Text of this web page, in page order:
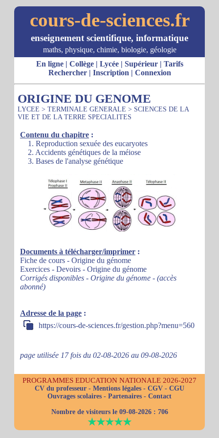
cours-de-sciences.fr
enseignement scientifique, informatique
maths, physique, chimie, biologie, géologie
En ligne| Collège| Lycée| Supérieur| Tarifs
Rechercher| Inscription | Connexion
ORIGINE DU GENOME
LYCEE > TERMINALE GENERALE > SCIENCES DE LA
VIE ET DE LA TERRE SPECIALITES
Contenu du chapitre :
1. Reproduction sexuée des eucaryotes
2. Accidents génétiques de la méiose
3. Bases de l'analyse génétique
Documents à télécharger/imprimer :
Fiche de cours - Origine du génome
Exercices - Devoirs - Origine du génome
Corrigés disponibles - Origine du génome - (accès
abonné)
Adresse de la page :
https://cours-de-sciences.fr/gestion.php?menu=560
page utilisée 17 fois du 02-08-2026 au 09-08-2026
PROGRAMMES EDUCATION NATIONALE 2026-2027
CV du professeur - Mentions légales - CGV - CGU
Ouvrages scolaires - Partenaires - Contact
Nombre de visiteurs le 09-08-2026 : 706
★★★★★